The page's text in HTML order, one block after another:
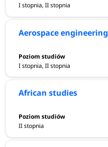
I stopnia, II stopnia
Aerospace engineering
I stopnia, II stopnia
African studies
II stopnia